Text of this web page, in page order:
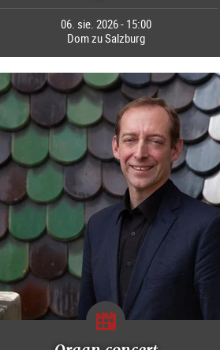
06. sie. 2026 - 15:00
Dom zu Salzburg